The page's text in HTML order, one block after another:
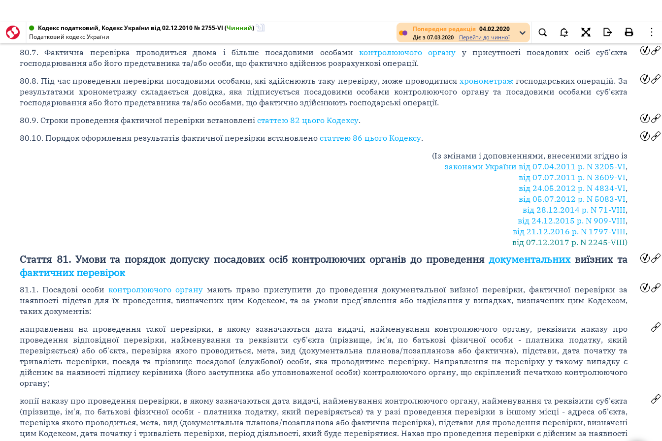
Попередня редакція 04.02.2020
Діє з 07.03.2020 Перейти до чинної
Кодекс податковий, Кодекс України від 02.12.2010 № 2755-VI (Чинний)
Податковий кодекс України